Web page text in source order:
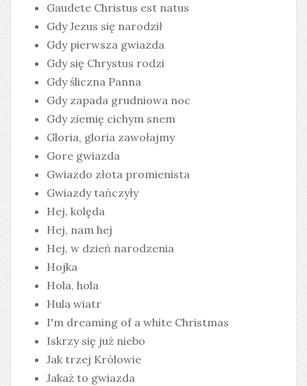
Gaudete Christus est natus
Gdy Jezus się narodził
Gdy pierwsza gwiazda
Gdy się Chrystus rodzi
Gdy śliczna Panna
Gdy zapada grudniowa noc
Gdy ziemię cichym snem
Gloria, gloria zawołajmy
Gore gwiazda
Gwiazdo złota promienista
Gwiazdy tańczyły
Hej, kolęda
Hej, nam hej
Hej, w dzień narodzenia
Hojka
Hola, hola
Hula wiatr
I'm dreaming of a white Christmas
Iskrzy się już niebo
Jak trzej Królowie
Jakaż to gwiazda